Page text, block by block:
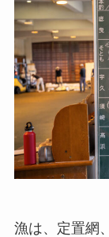
漁は、定置網